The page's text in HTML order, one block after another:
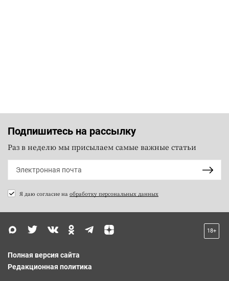
Подпишитесь на рассылку
Раз в неделю мы присылаем самые важные статьи
Я даю согласие на обработку персональных данных
18+
Полная версия сайта
Редакционная политика